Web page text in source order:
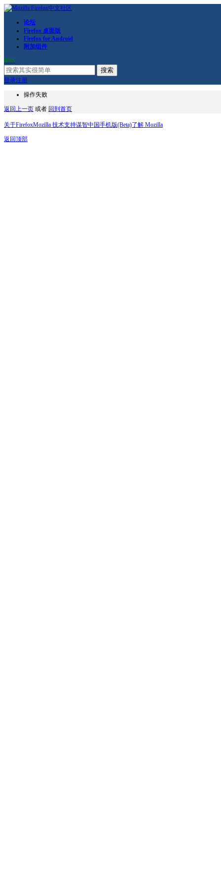
论坛
Firefox 桌面版
Firefox for Android
附加组件
RSS
搜索
登录注册
操作失败
返回上一页 或者 回到首页
关于FirefoxMozilla 技术支持谋智中国手机版(Beta)了解 Mozilla
返回顶部